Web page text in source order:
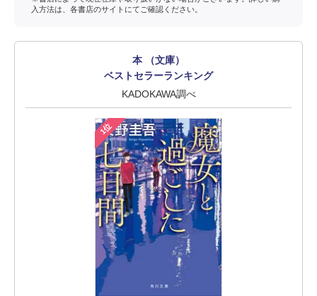
入方法は、各書店のサイトにてご確認ください。
本 （文庫）
ベストセラーランキング
KADOKAWA調べ
1位